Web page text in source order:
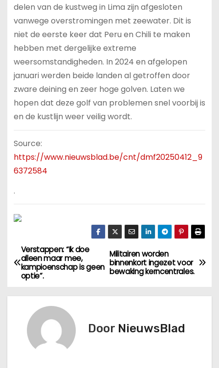
delen van de kustweg in Lima zijn afgesloten
vanwege overstromingen met zeewater. Dit is
niet de eerste keer dat Peru en Chili te maken
hebben met dergelijke extreme
weersomstandigheden. In 2024 en afgelopen
januari werden beide landen al getroffen door
zware deining en zeer hoge golven. Laten we
hopen dat deze golf van problemen snel voorbij is
en de kustlijn weer veilig wordt.
Source:
https://www.nieuwsblad.be/cnt/dmf20250412_9
6372584
.
B
e
r
Militairen worden
binnenkort ingezet voor
bewaking kerncentrales.
Verstappen: “Ik doe
alleen maar mee,
kampioenschap is geen
optie”.
Door NieuwsBlad